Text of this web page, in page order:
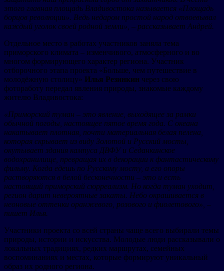
этого главная площадь Владивостока называется «Площадь
борцов революции». Ведь недаром простой народ отвоевывал
каждый уголок своей родной земли», – рассказывает Андрей.
Отдельное место в работах участников заняла тема
приморского климата – изменчивого, атмосферного и во
многом формирующего характер региона. Участник
отборочного этапа проекта «Больше, чем путешествие в
молодёжную столицу» Илья Резинкин через свою
фотоработу передал явления природы, знакомые каждому
жителю Владивостока:
«Приморский туман – это явление, выходящее за рамки
обычной погоды, настоящее пятое время года. С океана
накатывает плотная, почти материальная белая пелена,
которая скрывает из виду Золотой и Русский мосты,
окутывает здания кампуса ДВФУ и Седанкинское
водохранилище, превращая их в декорации к фантастическому
фильму. Когда едешь по Русскому мосту, а его опоры
растворяются в белой бесконечности – это и есть
настоящий приморский сюрреализм. Но когда туман уходит,
регион дарит невероятные закаты. Небо окрашивается в
неоновые оттенки оранжевого, розового и фиолетового», –
пишет Илья.
Участники проекта со всей страны чаще всего выбирали темы
природы, истории и искусства. Молодые люди рассказывали о
локальных традициях, редких маршрутах, семейных
воспоминаниях и местах, которые формируют уникальный
образ их родного региона.